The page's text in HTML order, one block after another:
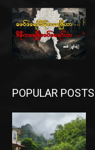
POPULAR POSTS